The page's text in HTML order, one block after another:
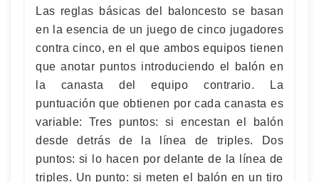
Las reglas básicas del baloncesto se basan
en la esencia de un juego de cinco jugadores
contra cinco, en el que ambos equipos tienen
que anotar puntos introduciendo el balón en
la canasta del equipo contrario. La
puntuación que obtienen por cada canasta es
variable: Tres puntos: si encestan el balón
desde detrás de la línea de triples. Dos
puntos: si lo hacen por delante de la línea de
triples. Un punto: si meten el balón en un tiro